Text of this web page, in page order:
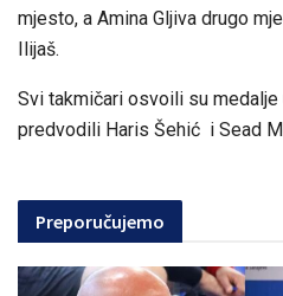
mjesto, a Amina Gljiva drugo
Ilijaš.
Svi takmičari osvoili su medalje
predvodili Haris Šehić i Sead
Preporučujemo